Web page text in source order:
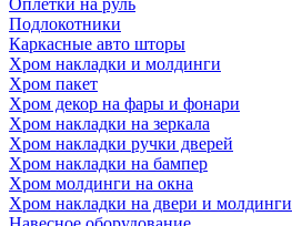
Оплетки на руль
Подлокотники
Каркасные авто шторы
Хром накладки и молдинги
Хром пакет
Хром декор на фары и фонари
Хром накладки на зеркала
Хром накладки ручки дверей
Хром накладки на бампер
Хром молдинги на окна
Хром накладки на двери и молдинги